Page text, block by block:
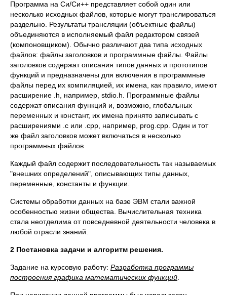
Программа на Си/Си++ представляет собой один или
несколько исходных файлов, которые могут транслироваться
раздельно. Результаты трансляции (объектные файлы)
объединяются в исполняемый файл редактором связей
(компоновщиком). Обычно различают два типа исходных
файлов: файлы заголовков и программные файлы. Файлы
заголовков содержат описания типов данных и прототипов
функций и предназначены для включения в программные
файлы перед их компиляцией, их имена, как правило, имеют
расширение .h, например, stdio.h. Программные файлы
содержат описания функций и, возможно, глобальных
переменных и констант, их имена принято записывать с
расширениями .c или .cpp, например, prog.cpp. Один и тот
же файл заголовков может включаться в несколько
программных файлов
Каждый файл содержит последовательность так называемых
"внешних определений", описывающих типы данных,
переменные, константы и функции.
Системы обработки данных на базе ЭВМ стали важной
особенностью жизни общества. Вычислительная техника
стала неотделима от повседневной деятельности человека в
любой отрасли знаний.
2 Постановка задачи и алгоритм решения.
Задание на курсовую работу: Разработка программы
построения графика математических функций